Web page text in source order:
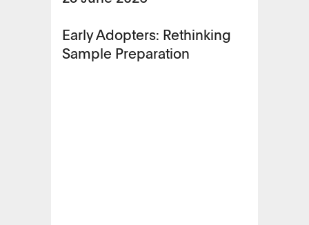
Early Adopters: Rethinking
Sample Preparation